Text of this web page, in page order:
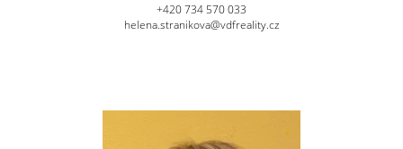
+420 734 570 033
helena.stranikova@vdfreality.cz